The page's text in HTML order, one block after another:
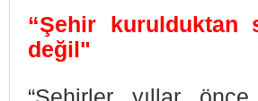
“Şehir kurulduktan
değil"